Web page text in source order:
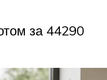
за 44290